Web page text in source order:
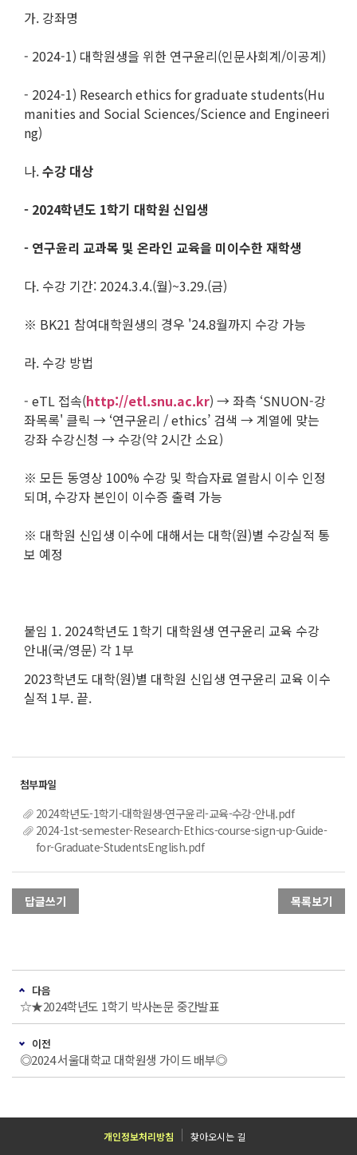
가. 강좌명
- 2024-1) 대학원생을 위한 연구윤리(인문사회계/이공계)
- 2024-1) Research ethics for graduate students(Hu
manities and Social Sciences/Science and Engineeri
ng)
나.수강 대상
- 2024학년도 1학기 대학원 신입생
- 연구윤리 교과목 및 온라인 교육을 미이수한 재학생
다. 수강 기간: 2024.3.4.(월)~3.29.(금)
※ BK21 참여대학원생의 경우 '24.8월까지 수강 가능
라. 수강 방법
- eTL 접속(http://etl.snu.ac.kr) → 좌측 ‘SNUON-강
좌목록' 클릭 → ‘연구윤리 / ethics’ 검색 → 계열에 맞는
강좌 수강신청 → 수강(약 2시간 소요)
※ 모든 동영상 100% 수강 및 학습자료 열람시 이수 인정
되며, 수강자 본인이 이수증 출력 가능
※ 대학원 신입생 이수에 대해서는 대학(원)별 수강실적 통
보 예정
붙임 1. 2024학년도 1학기 대학원생 연구윤리 교육 수강
안내(국/영문) 각 1부
2023학년도 대학(원)별 대학원 신입생 연구윤리 교육 이수
실적 1부. 끝.
2024학년도-1학기-대학원생-연구윤리-교육-수강-안내.pdf
2024-1st-semester-Research-Ethics-course-sign-up-Guide-
for-Graduate-StudentsEnglish.pdf
답글쓰기 목록보기
다음
☆★2024학년도 1학기 박사논문 중간발표
이전
◎2024 서울대학교 대학원생 가이드 배부◎
개인정보처리방침 찾아오시는 길